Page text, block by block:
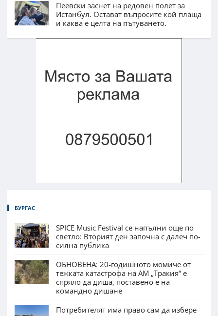
Пеевски заснет на редовен полет за
Истанбул. Остават въпросите кой плаща
и каква е целта на пътуването.
БУРГАС
SPICE Music Festival се напълни още по
светло: Вторият ден започна с далеч по-
силна публика
ОБНОВЕНА: 20-годишното момиче от
тежката катастрофа на АМ „Тракия“ е
спряло да диша, поставено е на
командно дишане
Потребителят има право сам да избере